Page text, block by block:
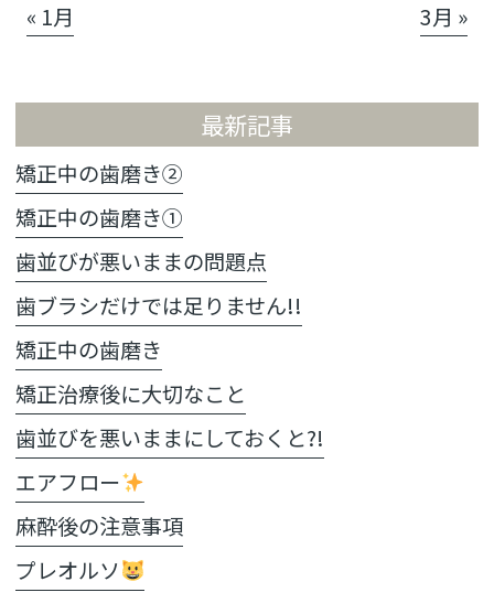
« 1月 3月 »
最新記事
矯正中の歯磨き②
矯正中の歯磨き①
歯並びが悪いままの問題点
歯ブラシだけでは足りません!!
矯正中の歯磨き
矯正治療後に大切なこと
歯並びを悪いままにしておくと?!
エアフロー
麻酔後の注意事項
プレオルソ